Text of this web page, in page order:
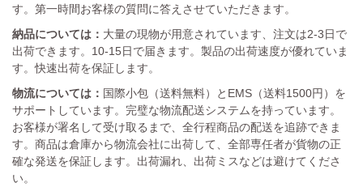
す。第一時間お客様の質問に答えさせていただきます。
納品については： 大量の現物が用意されています、注文は2-3日で
出荷できます。10-15日で届きます。製品の出荷速度が優れていま
す。快速出荷を保証します。
物流については： 国際小包（送料無料）とEMS（送料1500円）を
サポートしています。完璧な物流配送システムを持っています。
お客様が署名して受け取るまで、全行程商品の配送を追跡できま
す。商品は倉庫から物流会社に出荷して、全部専任者が貨物の正
確な発送を保証します。出荷漏れ、出荷ミスなどは避けてくださ
い。